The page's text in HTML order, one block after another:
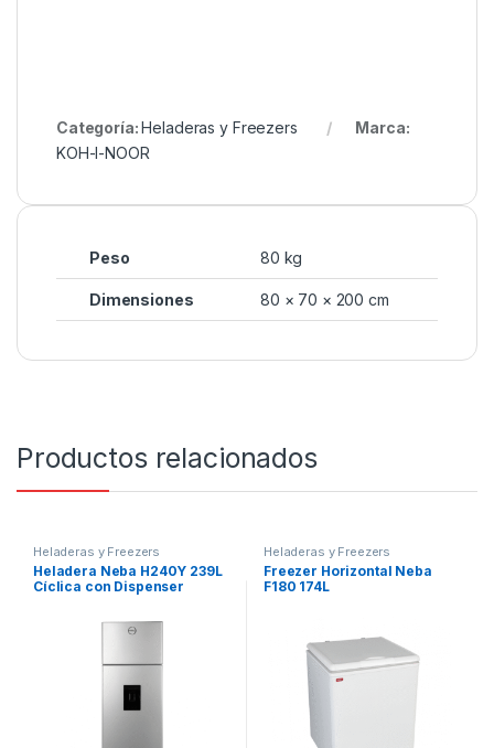
Categoría:Heladeras y Freezers
Marca:
KOH-I-NOOR
Peso 80 kg
Dimensiones 80 × 70 × 200 cm
Productos relacionados
Heladeras y Freezers
Heladera Neba H240Y 239L
Cíclica con Dispenser
Heladeras y Freezers
Freezer Horizontal Neba
F180 174L